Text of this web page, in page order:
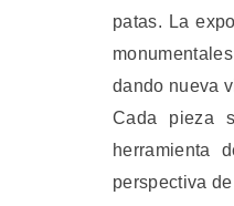
patas. La
dando nueva
Cada pieza
herramienta
perspectiva